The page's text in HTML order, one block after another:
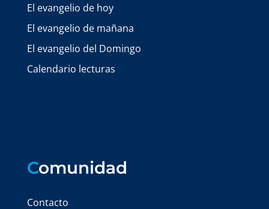
El evangelio de hoy
El evangelio de mañana
El evangelio del Domingo
Calendario lecturas
Comunidad
Contacto